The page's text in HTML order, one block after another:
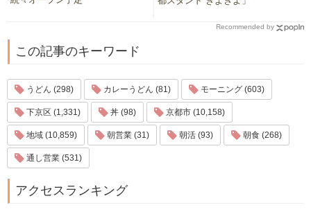
Recommended by
この記事のキーワード
うどん (298) カレーうどん (81) モーニング (603)
下京区 (1,331) 丼 (98) 京都市 (10,158)
地域 (10,859) 朝営業 (31) 朝活 (93) 朝食 (268)
通し営業 (531)
アクセスランキング